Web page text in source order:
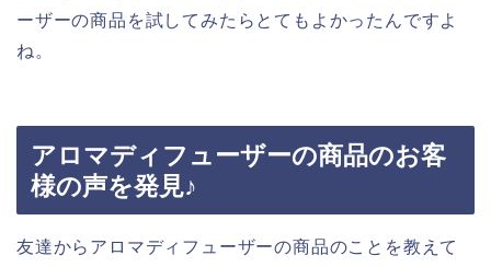
ーザーの商品を試してみたらとてもよかったんですよ
ね。
アロマディフューザーの商品のお客
様の声を発見♪
友達からアロマディフューザーの商品のことを教えて